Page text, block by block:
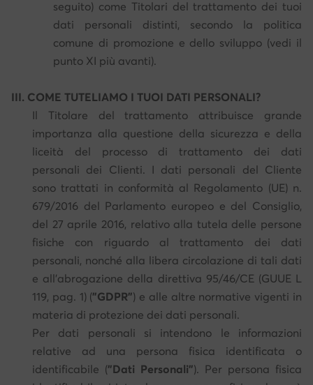
seguito) come Titolari del trattamento dei tuoi
dati personali distinti, secondo la politica
comune di promozione e dello sviluppo (vedi il
punto XI più avanti).
III. COME TUTELIAMO I TUOI DATI PERSONALI?
Il Titolare del trattamento attribuisce grande
importanza alla questione della sicurezza e della
liceità del processo di trattamento dei dati
personali dei Clienti. I dati personali del Cliente
sono trattati in conformità al Regolamento (UE) n.
679/2016 del Parlamento europeo e del Consiglio,
del 27 aprile 2016, relativo alla tutela delle persone
fisiche con riguardo al trattamento dei dati
personali, nonché alla libera circolazione di tali dati
e all'abrogazione della direttiva 95/46/CE (GUUE L
119, pag. 1) ("GDPR") e alle altre normative vigenti in
materia di protezione dei dati personali.
Per dati personali si intendono le informazioni
relative ad una persona fisica identificata o
identificabile ("Dati Personali"). Per persona fisica